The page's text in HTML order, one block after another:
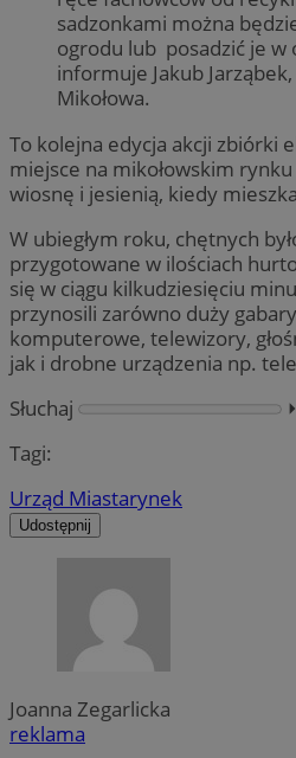
sadzonkami można
ogrodu lub posadzić je w
informuje Jakub
Mikołowa.
To kolejna edycja akcji zbiórki
miejsce na mikołowskim
wiosnę i jesienią, kiedy
W ubiegłym roku, chętnych
przygotowane w ilościach
się w ciągu kilkudziesięciu
przynosili zarówno duży
komputerowe, telewizory,
jak i drobne urządzenia np.
Słuchaj
⏵︎
Tagi:
Urząd Miastarynek
Udostępnij
Joanna Zegarlicka
reklama